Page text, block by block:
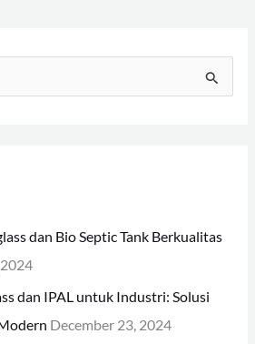
dan Bio Septic Tank Berkualitas
dan IPAL untuk Industri: Solusi
December 23, 2024